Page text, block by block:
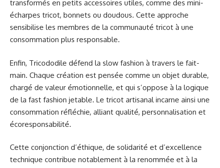
transformés en petits accessoires utiles, comme des mini-
écharpes tricot, bonnets ou doudous. Cette approche
sensibilise les membres de la communauté tricot à une
consommation plus responsable.
Enfin, Tricododile défend la slow fashion à travers le fait-
main. Chaque création est pensée comme un objet durable,
chargé de valeur émotionnelle, et qui s’oppose à la logique
de la fast fashion jetable. Le tricot artisanal incarne ainsi une
consommation réfléchie, alliant qualité, personnalisation et
écoresponsabilité.
Cette conjonction d’éthique, de solidarité et d’excellence
technique contribue notablement à la renommée et à la